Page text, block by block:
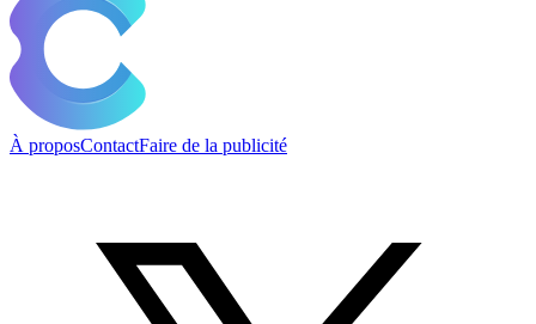
À proposContactFaire de la publicité